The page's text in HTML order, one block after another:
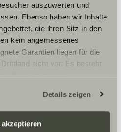
auszuwerten und
Ebenso haben wir Inhalte
die ihren Sitz in den
kein angemessenes
Garantien liegen für die
nicht vor. Es besteht
da diesen
können Daten für
und mit anderen Daten
Informationen finden Sie hier:
Details zeigen
akzeptieren
obsah, přijměte
soubory cookie.
souborů cookie